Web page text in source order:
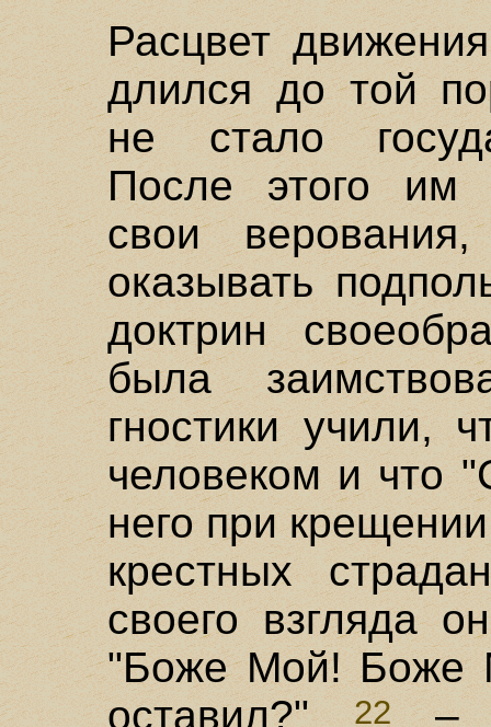
Расцвет
длился до той
не стало
После этого им
свои
оказывать
доктрин
была
гностики учили,
человеком и что
него при
крестных
своего взгляда
"Боже Мой! Боже
оставил?"22 –